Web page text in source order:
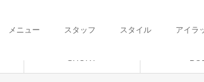
メニュー スタッフ スタイル アイラ